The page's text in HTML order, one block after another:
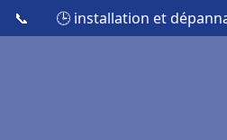
📞 🕒 installation et